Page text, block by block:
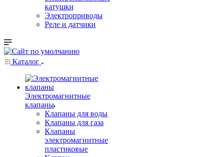
катушки
Электроприводы
Реле и датчики
Каталог
Электромагнитные
клапаны
Клапаны для воды
Клапаны для газа
Клапаны
электромагнитные
пластиковые